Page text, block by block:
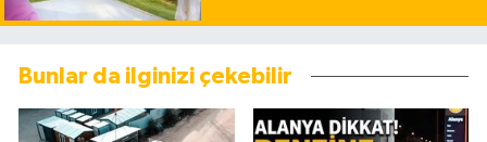
Bunlar da ilginizi çekebilir